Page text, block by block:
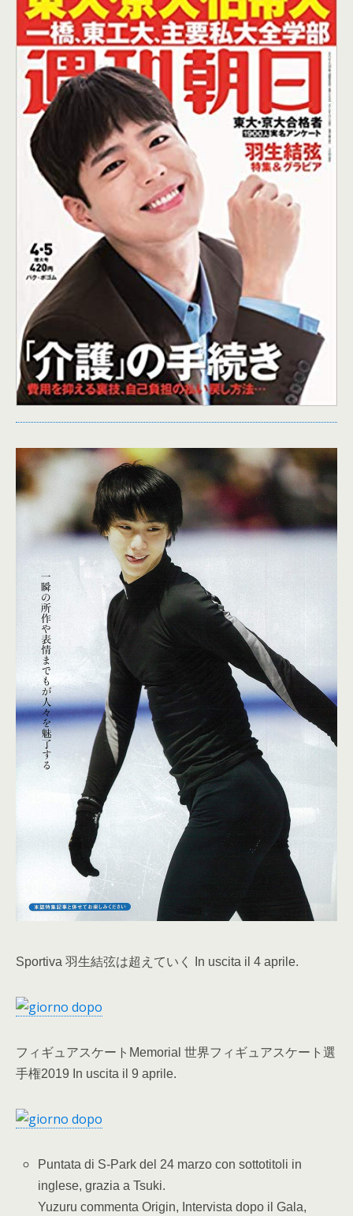
Sportiva 羽生結弦は超えていく In uscita il 4 aprile.
フィギュアスケートMemorial 世界フィギュアスケート選
手権2019 In uscita il 9 aprile.
Puntata di S-Park del 24 marzo con sottotitoli in
inglese, grazia a Tsuki.
Yuzuru commenta Origin, Intervista dopo il Gala,